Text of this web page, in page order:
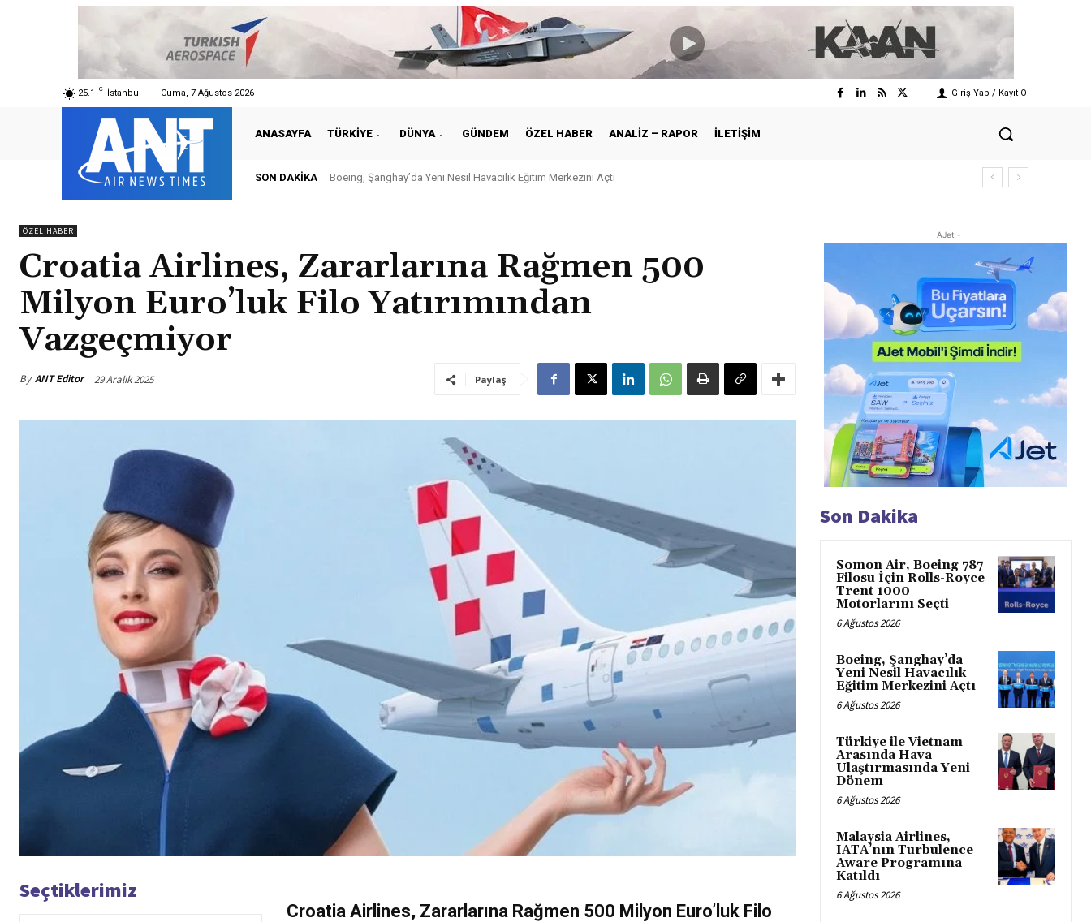
25.1 C İstanbul Cuma, 7 Ağustos 2026 Giriş Yap / Kayıt Ol
ANASAYFA TÜRKIYE DÜNYA GÜNDEM ÖZEL HABER ANALIZ – RAPOR İLETIŞIM
SON DAKIKA Boeing, Şanghay’da Yeni Nesil Havacılık Eğitim Merkezini Açtı
ÖZEL HABER
Croatia Airlines, Zararlarına Rağmen 500
Milyon Euro’luk Filo Yatırımından
Vazgeçmiyor
By ANT Editor 29 Aralık 2025 Paylaş
Seçtiklerimiz
Croatia Airlines, Zararlarına Rağmen 500 Milyon Euro’luk Filo
- AJet -
Son Dakika
Somon Air, Boeing 787
Filosu İçin Rolls-Royce
Trent 1000
Motorlarını Seçti
6 Ağustos 2026
Boeing, Şanghay’da
Yeni Nesil Havacılık
Eğitim Merkezini Açtı
6 Ağustos 2026
Türkiye ile Vietnam
Arasında Hava
Ulaştırmasında Yeni
Dönem
6 Ağustos 2026
Malaysia Airlines,
IATA’nın Turbulence
Aware Programına
Katıldı
6 Ağustos 2026